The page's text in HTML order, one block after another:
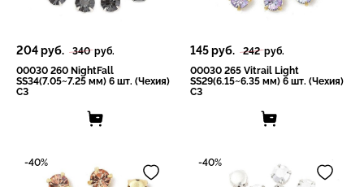
204руб. 340руб.
00030 260 NightFall
SS34(7.05~7.25 мм) 6 шт. (Чехия)
СЗ
145руб. 242руб.
00030 265 Vitrail Light
SS29(6.15~6.35 мм) 6 шт. (Чехия)
СЗ
-40% -40%